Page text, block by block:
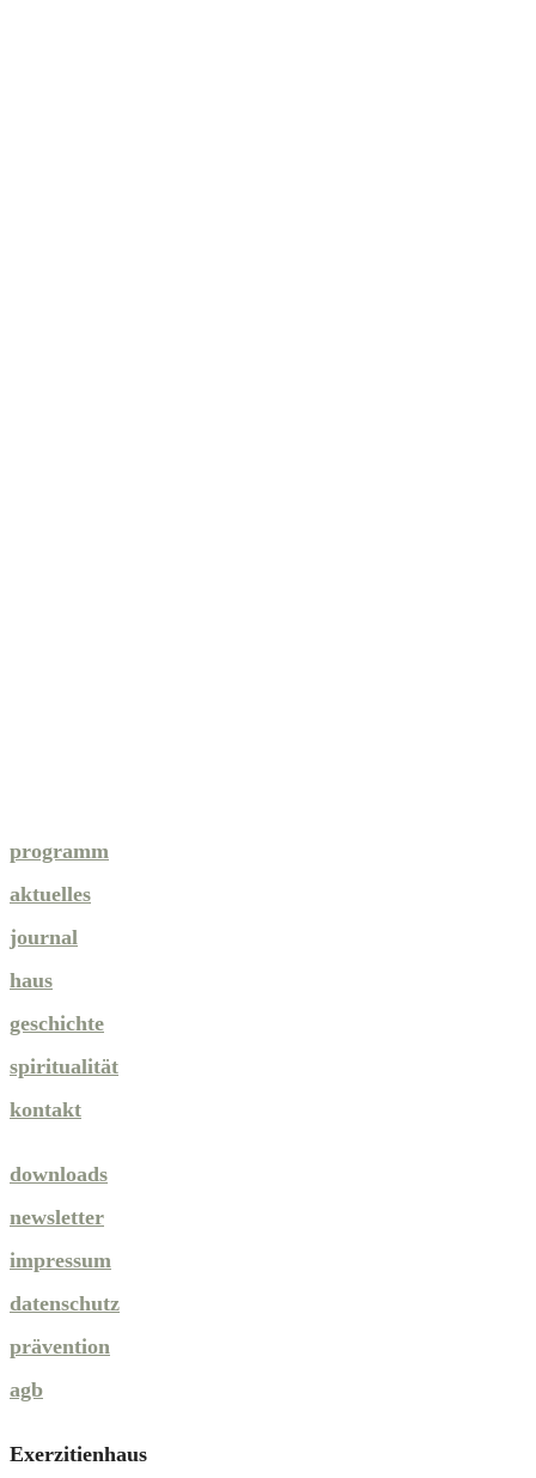
programm
aktuelles
journal
haus
geschichte
spiritualität
kontakt
downloads
newsletter
impressum
datenschutz
prävention
agb
Exerzitienhaus